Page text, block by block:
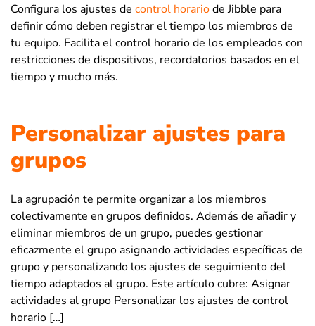
Configura los ajustes de control horariode Jibble para
definir cómo deben registrar el tiempo los miembros de
tu equipo. Facilita el control horario de los empleados con
restricciones de dispositivos, recordatorios basados en el
tiempo y mucho más.
Personalizar ajustes para
grupos
La agrupación te permite organizar a los miembros
colectivamente en grupos definidos. Además de añadir y
eliminar miembros de un grupo, puedes gestionar
eficazmente el grupo asignando actividades específicas de
grupo y personalizando los ajustes de seguimiento del
tiempo adaptados al grupo. Este artículo cubre: Asignar
actividades al grupo Personalizar los ajustes de control
horario […]